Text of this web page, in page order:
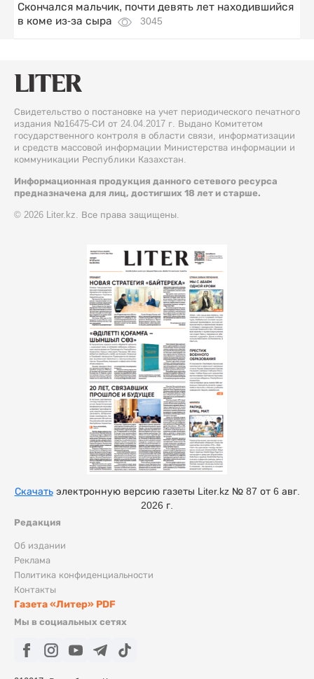
Скончался мальчик, почти девять лет находившийся
в коме из-за сыра
3045
Свидетельство о постановке на учет периодического печатного
издания №16475-СИ от 24.04.2017 г. Выдано Комитетом
государственного контроля в области связи, информатизации
и средств массовой информации Министерства информации и
коммуникации Республики Казахстан.
Информационная продукция данного сетевого ресурса
предназначена для лиц, достигших 18 лет и старше.
© 2026 Liter.kz. Все права защищены.
Редакция
Об издании
Реклама
Политика конфиденциальности
Контакты
Газета «Литер» PDF
Мы в социальных сетях
Скачатьэлектронную версию газеты Liter.kz № 87 от 6 авг.
2026 г.